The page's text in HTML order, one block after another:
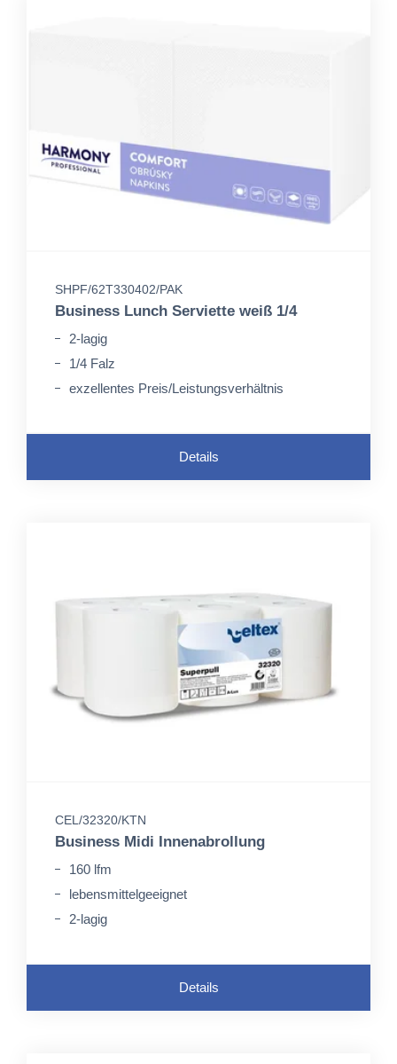
SHPF/62T330402/PAK
Business Lunch Serviette weiß 1/4
2-lagig
1/4 Falz
exzellentes Preis/Leistungsverhältnis
Details
CEL/32320/KTN
Business Midi Innenabrollung
160 lfm
lebensmittelgeeignet
2-lagig
Details